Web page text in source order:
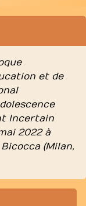
et de
Incertain
2022 à
(Milan,